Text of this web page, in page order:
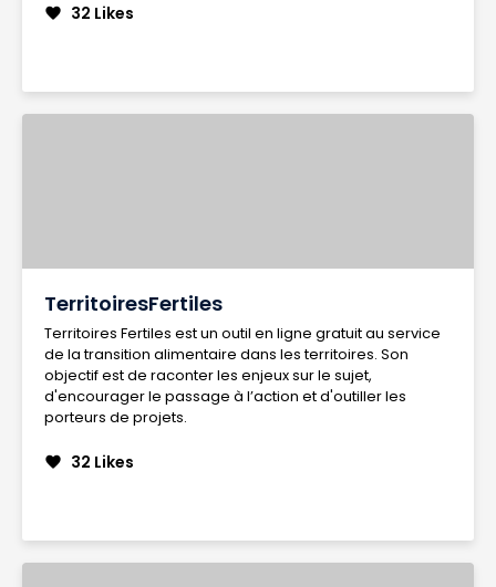
favorite 32 Likes
TerritoiresFertiles
Territoires Fertiles est un outil en ligne gratuit au service
de la transition alimentaire dans les territoires. Son
objectif est de raconter les enjeux sur le sujet,
d'encourager le passage à l’action et d'outiller les
porteurs de projets.
favorite 32 Likes